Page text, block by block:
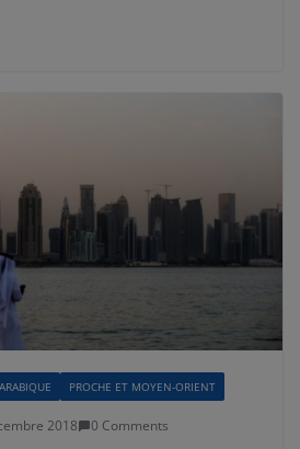
PROCHE ET MOYEN-ORIENT
2018 0 Comments